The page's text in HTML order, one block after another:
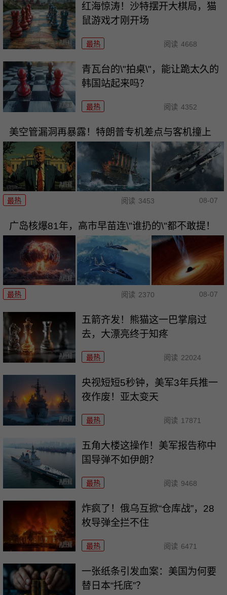
红海惊涛！沙特摆开大棋局，猫
鼠游戏才刚开场
最热 阅读 4668
青瓦台的\"拍桌\"，能让跪太久的
韩国站起来吗？
最热 阅读 4352
美空管漏洞再暴露！特朗普专机差点与客机撞上
最热 阅读 3453 08-07
广岛核爆81年，高市早苗连\"谁扔的\"都不敢提！
最热 阅读 2370 08-07
五箭齐发！熊猫这一巴掌扇过
去，大漂亮终于知疼
最热 阅读 22024
央视短短5秒钟，美军3年兵推一
夜作废！亚太变天
最热 阅读 17871
五角大楼这操作！美军报告称中
国导弹不如伊朗？
最热 阅读 9468
炸疯了！俄乌互掀“仓库战”，28
枚导弹全拦不住
最热 阅读 6471
一张纸条引发血案：美国为何要
替日本“托底”？